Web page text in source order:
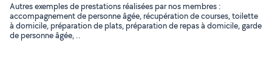
Autres exemples de prestations réalisées par nos membres :
accompagnement de personne âgée, récupération de courses, toilette
à domicile, préparation de plats, préparation de repas à domicile, garde
de personne âgée, ..